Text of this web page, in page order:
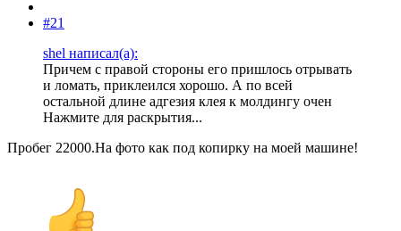
#21
shel написал(а):
Причем с правой стороны его пришлось отрывать
и ломать, приклеился хорошо. А по всей
остальной длине адгезия клея к молдингу очен
Нажмите для раскрытия...
Пробег 22000.На фото как под копирку на моей машине!